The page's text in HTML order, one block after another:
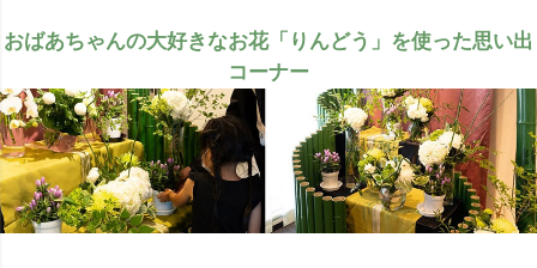
おばあちゃんの大好きなお花「りんどう」を使った思い出
コーナー